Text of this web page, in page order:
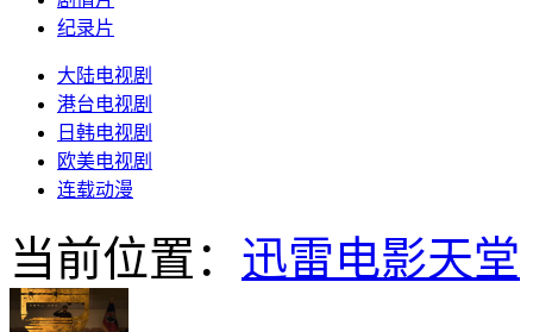
纪录片
大陆电视剧
港台电视剧
日韩电视剧
欧美电视剧
连载动漫
当前位置： 迅雷电影天堂